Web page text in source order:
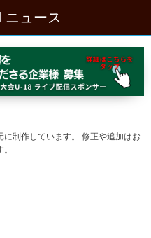
ニュース
に制作しています。 修正や追加はお